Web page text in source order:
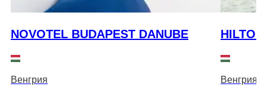
NOVOTEL BUDAPEST DANUBE
Венгрия Венгрия